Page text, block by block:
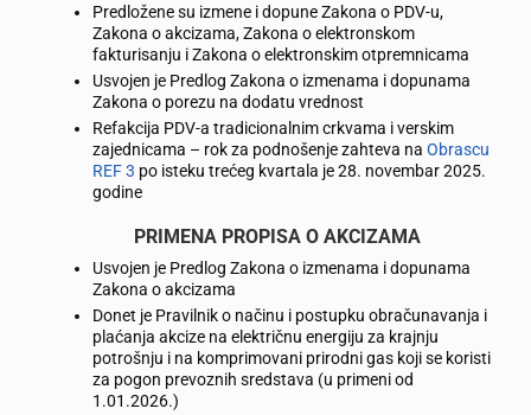
Predložene su izmene i dopune Zakona o PDV-u,
Zakona o akcizama, Zakona o elektronskom
fakturisanju i Zakona o elektronskim otpremnicama
Usvojen je Predlog Zakona o izmenama i dopunama
Zakona o porezu na dodatu vrednost
Refakcija PDV-a tradicionalnim crkvama i verskim
zajednicama – rok za podnošenje zahteva na Obrascu
REF 3 po isteku trećeg kvartala je 28. novembar 2025.
godine
PRIMENA PROPISA O AKCIZAMA
Usvojen je Predlog Zakona o izmenama i dopunama
Zakona o akcizama
Donet je Pravilnik o načinu i postupku obračunavanja i
plaćanja akcize na električnu energiju za krajnju
potrošnju i na komprimovani prirodni gas koji se koristi
za pogon prevoznih sredstava (u primeni od
1.01.2026.)